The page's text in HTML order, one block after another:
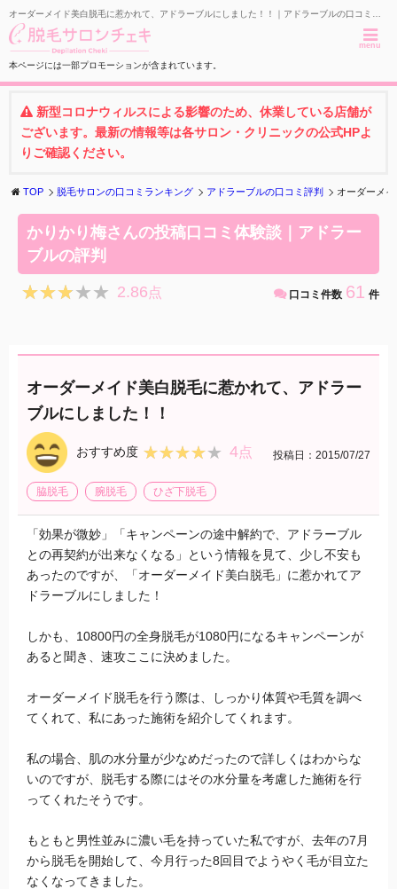
menu
本ページには一部プロモーションが含まれています。
新型コロナウィルスによる影響のため、休業している店舗が
ございます。最新の情報等は各サロン・クリニックの公式HPよ
りご確認ください。
TOP 脱毛サロンの口コミランキング アドラーブルの口コミ評判 オーダーメ
かりかり梅さんの投稿口コミ体験談｜アドラー
ブルの評判
★★★★★
★★★★★ 2.86点 口コミ件数 61 件
オーダーメイド美白脱毛に惹かれて、アドラー
ブルにしました！！
おすすめ度 ★★★★★
★★★★★ 4点 投稿日：2015/07/27
脇脱毛 腕脱毛 ひざ下脱毛
「効果が微妙」「キャンペーンの途中解約で、アドラーブル
との再契約が出来なくなる」という情報を見て、少し不安も
あったのですが、「オーダーメイド美白脱毛」に惹かれてア
ドラーブルにしました！
しかも、10800円の全身脱毛が1080円になるキャンペーンが
あると聞き、速攻ここに決めました。
オーダーメイド脱毛を行う際は、しっかり体質や毛質を調べ
てくれて、私にあった施術を紹介してくれます。
私の場合、肌の水分量が少なめだったので詳しくはわからな
いのですが、脱毛する際にはその水分量を考慮した施術を行
ってくれたそうです。
もともと男性並みに濃い毛を持っていた私ですが、去年の7月
から脱毛を開始して、今月行った8回目でようやく毛が目立た
なくなってきました。